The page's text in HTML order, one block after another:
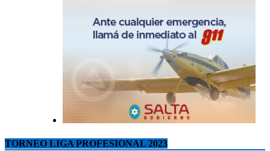
TORNEO LIGA PROFESIONAL 2023